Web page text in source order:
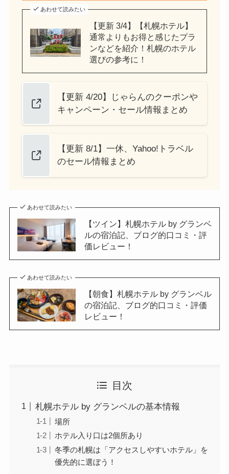
あわせて読みたい
【更新 3/4】【札幌ホテル】
通常よりもお得と感じたプラ
ンなどを紹介！札幌のホテル
選びの参考に！
【更新 4/20】じゃらんのクーポンや
キャンペーン・セール情報まとめ
【更新 8/1】一休、Yahoo!トラベル
のセール情報まとめ
あわせて読みたい
【ツイン】札幌ホテル by グランベ
ルの宿泊記、ブログ的口コミ・評
価レビュー！
あわせて読みたい
【朝食】札幌ホテル by グランベル
の宿泊記、ブログ的口コミ・評価
レビュー！
目次
札幌ホテル by グランベルの基本情報
場所
ホテル入り口は2個所あり
冬季の札幌は「アクセスしやすいホテル」を
優先的に選ぼう！